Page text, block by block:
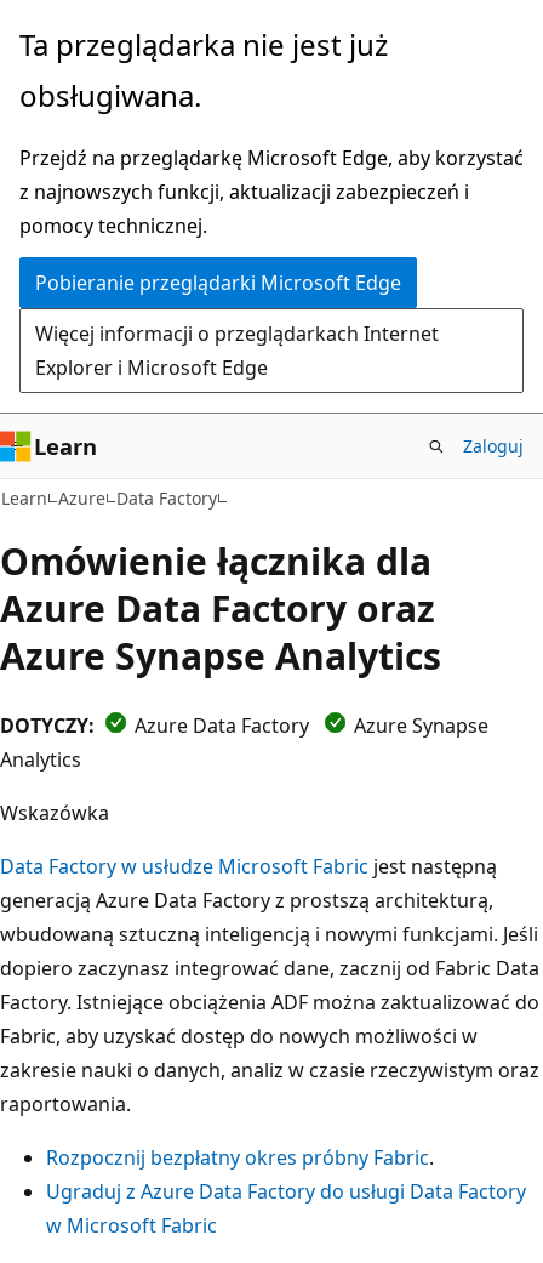
Przejdź
głównej
Ta przeglądarka nie jest już
obsługiwana.
Przejdź na przeglądarkę Microsoft Edge, aby korzystać
z najnowszych funkcji, aktualizacji zabezpieczeń i
pomocy technicznej.
Pobieranie przeglądarki Microsoft Edge
Więcej informacji o przeglądarkach Internet
Explorer i Microsoft Edge
Learn Zaloguj
Learn Azure Data Factory
Omówienie łącznika dla
Azure Data Factory oraz
Azure Synapse Analytics
DOTYCZY: Azure Data Factory
Azure Synapse
Analytics
Wskazówka
Data Factory w usłudze Microsoft Fabric jest następną
generacją Azure Data Factory z prostszą architekturą,
wbudowaną sztuczną inteligencją i nowymi funkcjami. Jeśli
dopiero zaczynasz integrować dane, zacznij od Fabric Data
Factory. Istniejące obciążenia ADF można zaktualizować do
Fabric, aby uzyskać dostęp do nowych możliwości w
zakresie nauki o danych, analiz w czasie rzeczywistym oraz
raportowania.
Rozpocznij bezpłatny okres próbny Fabric.
Ugraduj z Azure Data Factory do usługi Data Factory
w Microsoft Fabric